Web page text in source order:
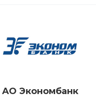
АО Экономбанк